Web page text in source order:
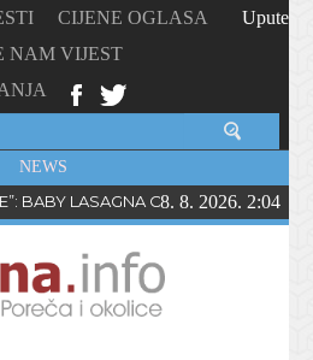
CIJENE OGLASA
NAM VIJEST
Upute
NEWS
BABY LASAGNA OBJAVIO NOVI
8. 8. 2026. 2:04